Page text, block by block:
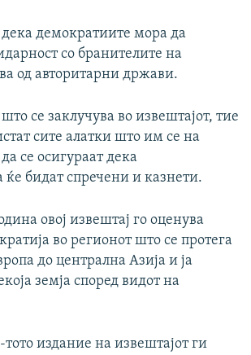
демократиите мора да
со бранителите на
од авторитарни држави.
се заклучува во извештајот, тие
сите алатки што им се на
се осигураат дека
бидат спречени и казнети.
овој извештај го оценува
во регионот што се протега
до централна Азија и ја
земја според видот на
издание на извештајот ги